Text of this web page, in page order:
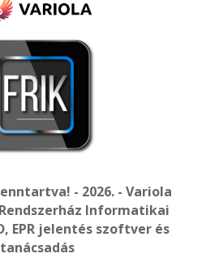
- 2026. - Variola
Rendszerház Informatikai
EPR jelentés szoftver és
tanácsadás